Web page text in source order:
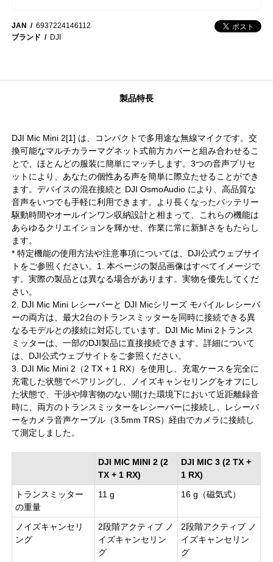
JAN
6937224146112
ブランド
DJI
製品特長
DJI Mic Mini 2[1] は、コンパクトで多用途な無線マイクです。交
換可能なマルチカラーマグネット式前方カバーと組み合わせるこ
とで、ほとんどの服装に簡単にマッチします。3つの音声プリセ
ットにより、あなたの個性ある声を簡単に際立たせることができ
ます。デバイスの混在接続と DJI OsmoAudio により、高品質な
音声をいつでも手軽に利用できます。より長くなったバッテリー
駆動時間やオールインワン収納設計と相まって、これらの機能は
あらゆるクリエイションを輝かせ、作業に常に新鮮さをもたらし
ます。
* 特定機能の使用方法や注意事項については、DJI公式ウェブサイ
トをご参照ください。1. 本ページの製品画像はすべてイメージで
す。実際の製品とは異なる場合があります。実物を優先してくだ
さい。
2. DJI Mic Mini レシーバーと DJI Micシリーズ モバイル レシーバ
ーの両方は、最大2台のトランスミッターを同時に接続できる異
なるモデルとの接続に対応しています。DJI Mic Mini 2トランス
ミッターは、一部のDJI製品に直接接続できます。詳細について
は、DJI公式ウェブサイトをご参照ください。
3. DJI Mic Mini 2（2 TX + 1 RX）を使用し、充電ケースを完全に
充電した状態でペアリングし、ノイズキャンセリングをオフにし
た状態で、干渉や障害物のない開けた環境下において近距離録音
時に、両方のトランスミッターをレシーバーに接続し、レシーバ
ーをカメラ音声ケーブル（3.5mm TRS）経由でカメラに接続し
て測定しました。
DJI MIC MINI 2 (2
TX + 1 RX)
DJI MIC 3 (2 TX +
1 RX)
トランスミッター
の重量
11 g 16 g（磁気式）
ノイズキャンセリ
ング
2段階アクティブ ノ
イズキャンセリン
グ
2段階アクティブ ノ
イズキャンセリン
グ